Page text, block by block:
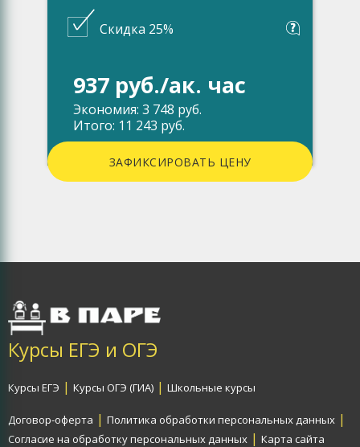
Скидка 25%
937 руб./ак. час
Экономия: 3 748 руб.
Итого: 11 243 руб.
ЗАФИКСИРОВАТЬ ЦЕНУ
Курсы ЕГЭ и ОГЭ
Курсы ЕГЭ | Курсы ОГЭ (ГИА) | Школьные курсы
Договор-оферта | Политика обработки персональных данных |
Согласие на обработку персональных данных | Карта сайта